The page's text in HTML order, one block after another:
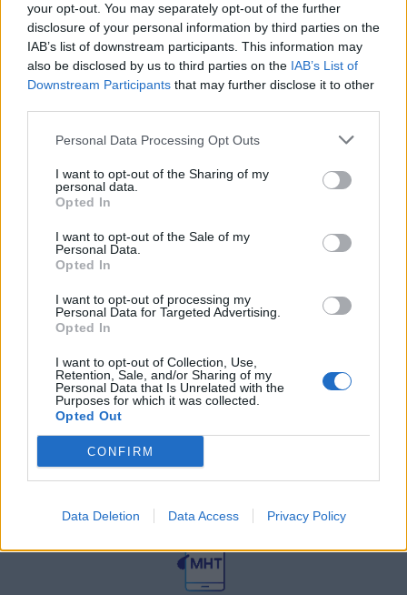
your opt-out. You may separately opt-out of the further
disclosure of your personal information by third parties on the
IAB’s list of downstream participants. This information may
also be disclosed by us to third parties on the IAB’s List of
Downstream Participants that may further disclose it to other
Personal Data Processing Opt Outs
I want to opt-out of the Sharing of my
personal data.
Opted In
I want to opt-out of the Sale of my
Personal Data.
Opted In
I want to opt-out of processing my
Personal Data for Targeted Advertising.
Opted In
I want to opt-out of Collection, Use,
Retention, Sale, and/or Sharing of my
Personal Data that Is Unrelated with the
Purposes for which it was collected.
Opted Out
CONFIRM
Data Deletion Data Access Privacy Policy
Μεταπροπονητική πείνα: Ο λόγος
που θέλεις να καταβροχθίσεις τα
πάντα μετά την άσκηση
27 Φεβρουαρίου 2026
Ωρίων – Σπάνια νοσήματα
συνδέονται με μνημεία που
πνεύμα της χώρας μας
27 Φεβρουαρίου 2026
Γεωργιάδης: Πολλαπλά οφέλη από
τη συνεργασία δημοσίου και
27 Φεβρουαρίου 2026